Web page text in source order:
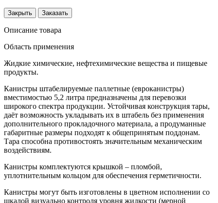
Закрыть Заказать
Описание товара
Область применения
Жидкие химические, нефтехимические вещества и пищевые
продукты.
Канистры штабелируемые паллетные (евроканистры)
вместимостью 5,2 литра предназначены для перевозки
широкого спектра продукции. Устойчивая конструкция тары,
даёт возможность укладывать их в штабель без применения
дополнительного прокладочного материала, а продуманные
габаритные размеры подходят к общепринятым поддонам.
Тара способна противостоять значительным механическим
воздействиям.
Канистры комплектуются крышкой – пломбой,
уплотнительным кольцом для обеспечения герметичности.
Канистры могут быть изготовлены в цветном исполнении со
шкалой визуально контроля уровня жидкости (мерной